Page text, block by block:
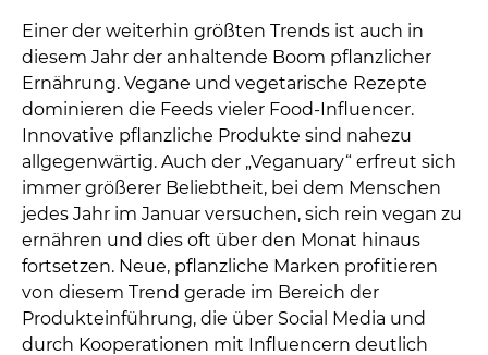
Einer der weiterhin größten Trends ist auch in
diesem Jahr der anhaltende Boom pflanzlicher
Ernährung. Vegane und vegetarische Rezepte
dominieren die Feeds vieler Food-Influencer.
Innovative pflanzliche Produkte sind nahezu
allgegenwärtig. Auch der „Veganuary“ erfreut sich
immer größerer Beliebtheit, bei dem Menschen
jedes Jahr im Januar versuchen, sich rein vegan zu
ernähren und dies oft über den Monat hinaus
fortsetzen. Neue, pflanzliche Marken profitieren
von diesem Trend gerade im Bereich der
Produkteinführung, die über Social Media und
durch Kooperationen mit Influencern deutlich